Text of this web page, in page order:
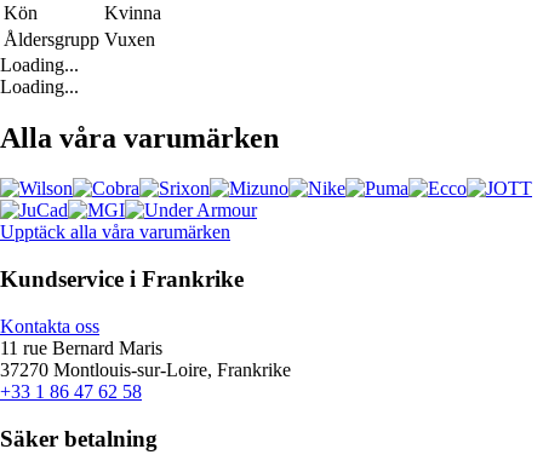
Kön
Kvinna
Åldersgrupp Vuxen
Loading...
Loading...
Alla våra varumärken
Upptäck alla våra varumärken
Kundservice i Frankrike
Kontakta oss
11 rue Bernard Maris
37270 Montlouis-sur-Loire, Frankrike
+33 1 86 47 62 58
Säker betalning